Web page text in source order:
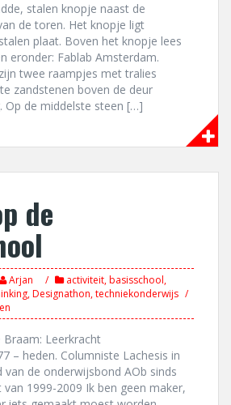
stalen knopje naast de
de toren. Het knopje ligt
plaat. Boven het knopje lees
eronder: Fablab Amsterdam.
twee raampjes met tralies
zandstenen boven de deur
Op de middelste steen […]
de
Arjan activiteit,basisschool,
,Designathon,techniekonderwijs
Braam: Leerkracht
– heden. Columniste Lachesis in
van de onderwijsbond AOb sinds
1999-2009 Ik ben geen maker,